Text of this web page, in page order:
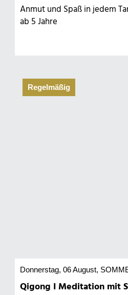
Anmut und Spaß in jedem
ab 5 Jahre
Regelmäßig
Donnerstag, 06 August,
Qigong I Meditation mit